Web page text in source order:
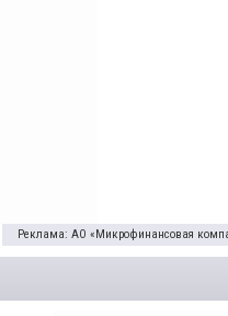
Реклама: АО «Микрофинансовая